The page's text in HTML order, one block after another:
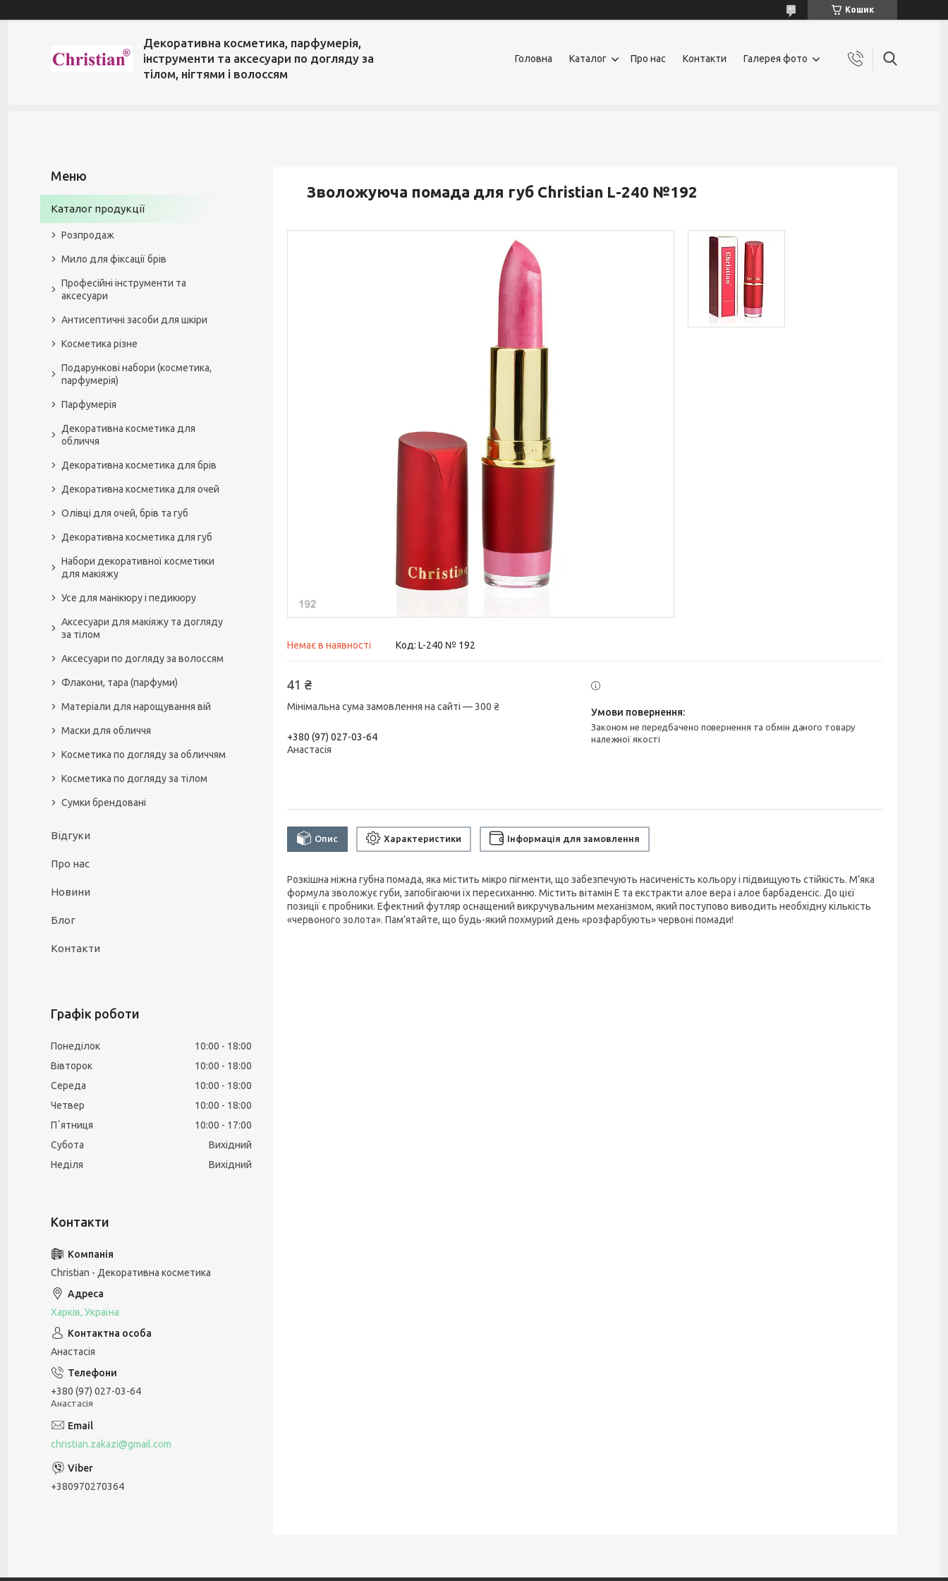
Кошик
Декоративна косметика, парфумерія,
інструменти та аксесуари по догляду за
тілом, нігтями і волоссям
Головна Каталог Про нас Контакти Галерея фото
Зволожуюча помада для губ Christian L-240 №192
Немає в наявності Код: L-240 № 192
41 ₴
Мінімальна сума замовлення на сайті — 300 ₴
+380 (97) 027-03-64
Анастасія
Законом не передбачено повернення та обмін даного товару
належної якості
Опис Характеристики Інформація для замовлення
Розкішна ніжна губна помада, яка містить мікро пігменти, що забезпечують насиченість кольору і підвищують стійкість. М’яка
формула зволожує губи, запобігаючи їх пересиханню. Містить вітамін Е та екстракти алое вера і алое барбаденсіс. До цієї
позиції є пробники. Ефектний футляр оснащений викручувальним механізмом, який поступово виводить необхідну кількість
«червоного золота». Пам’ятайте, що будь-який похмурий день «розфарбують» червоні помади!
Каталог продукції
Розпродаж
Мило для фіксації брів
Професійні інструменти та
аксесуари
Антисептичні засоби для шкіри
Косметика різне
Подарункові набори (косметика,
парфумерія)
Парфумерія
Декоративна косметика для
обличчя
Декоративна косметика для брів
Декоративна косметика для очей
Олівці для очей, брів та губ
Декоративна косметика для губ
Набори декоративної косметики
для макіяжу
Усе для манікюру і педикюру
Аксесуари для макіяжу та догляду
за тілом
Аксесуари по догляду за волоссям
Флакони, тара (парфуми)
Матеріали для нарощування вій
Маски для обличчя
Косметика по догляду за обличчям
Косметика по догляду за тілом
Сумки брендовані
Відгуки
Про нас
Новини
Блог
Контакти
Графік роботи
Понеділок 10:00
18:00
Вівторок
10:00
18:00
Середа
10:00
18:00
Четвер
10:00
18:00
Пʼятниця
10:00
17:00
Субота
Вихідний
Неділя
Вихідний
Christian - Декоративна косметика
Харків, Україна
Анастасія
+380 (97) 027-03-64
Анастасія
christian.zakazi@gmail.com
+380970270364